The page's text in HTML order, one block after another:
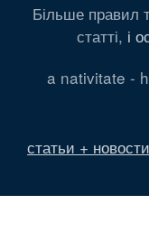
Більше правил
статті, і
a nativitate -
статьи + новости